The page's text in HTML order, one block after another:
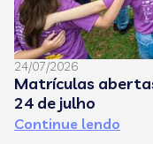
24/07/2026
Matrículas
24 de julho
Continue lendo